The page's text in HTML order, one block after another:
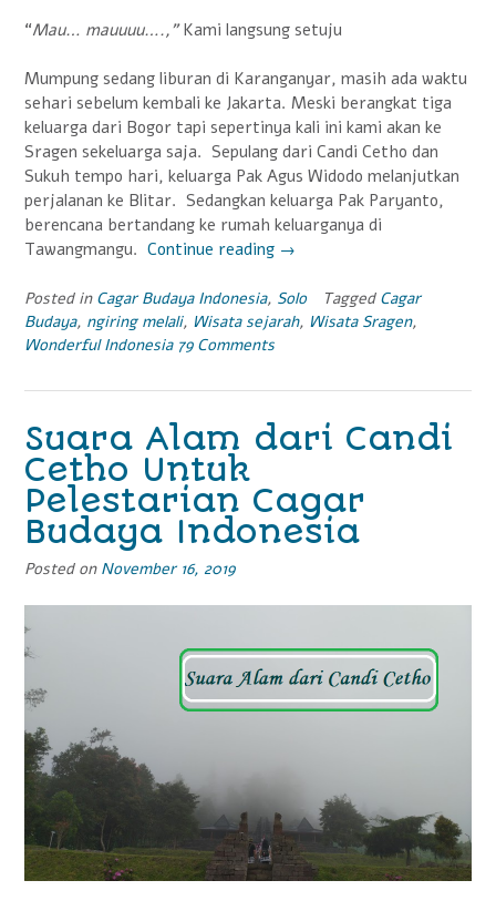
“Mau… mauuuu….,”Kami langsung setuju
Mumpung sedang liburan di Karanganyar, masih ada waktu
sehari sebelum kembali ke Jakarta. Meski berangkat tiga
keluarga dari Bogor tapi sepertinya kali ini kami akan ke
Sragen sekeluarga saja. Sepulang dari Candi Cetho dan
Sukuh tempo hari, keluarga Pak Agus Widodo melanjutkan
perjalanan ke Blitar. Sedangkan keluarga Pak Paryanto,
berencana bertandang ke rumah keluarganya di
Tawangmangu. Continue reading “Jelajah
Mengintip
Jejak
Manusia”
→
Posted in Cagar Budaya Indonesia, Solo Tagged Cagar
Budaya, ngiring melali, Wisata sejarah, Wisata Sragen,
Wonderful Indonesia 79 Comments
Suara Alam dari Candi
Cetho Untuk
Pelestarian Cagar
Budaya Indonesia
Posted on November 16, 2019